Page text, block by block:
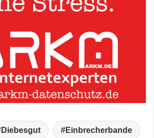
Diebesgut Einbrecherbande